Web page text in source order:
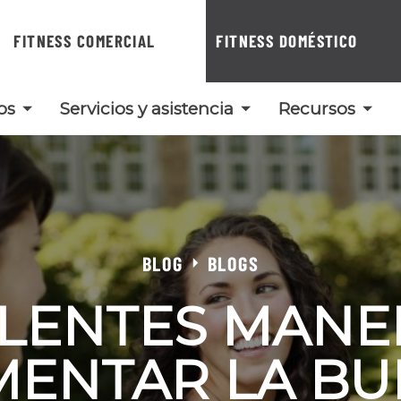
FITNESS COMERCIAL FITNESS DOMÉSTICO
Servicios y asistencia Recursos
BLOG BLOGS
LA